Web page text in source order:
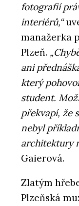
fotografií
interiérů,“
manažerka
Plzeň.
ani
který
student.
překvapí, že
nebyl
architektury
Gaierová.
Zlatým
Plzeňská